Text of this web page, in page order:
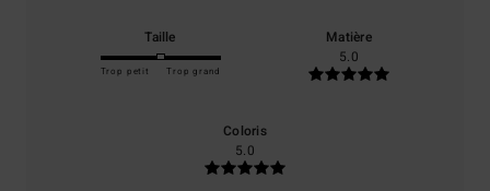
Taille
Trop petit Trop grand
Matière
5.0
Coloris
5.0